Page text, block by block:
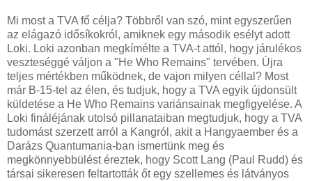
Mi most a TVA fő célja? Többről van szó, mint egyszerűen
az elágazó idősíkokról, amiknek egy második esélyt adott
Loki. Loki azonban megkímélte a TVA-t attól, hogy járulékos
veszteséggé váljon a "He Who Remains" tervében. Újra
teljes mértékben működnek, de vajon milyen céllal? Most
már B-15-tel az élen, és tudjuk, hogy a TVA egyik újdonsült
küldetése a He Who Remains variánsainak megfigyelése. A
Loki fináléjának utolsó pillanataiban megtudjuk, hogy a TVA
tudomást szerzett arról a Kangról, akit a Hangyaember és a
Darázs Quantumania-ban ismertünk meg és
megkönnyebbülést éreztek, hogy Scott Lang (Paul Rudd) és
társai sikeresen feltartották őt egy szellemes és látványos